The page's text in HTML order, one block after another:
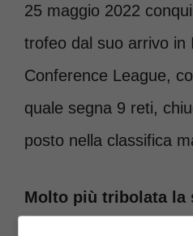
25 maggio 2022
trofeo dal suo arrivo in
Conference League,
quale segna 9 reti,
posto nella classifica
Molto più tribolata la